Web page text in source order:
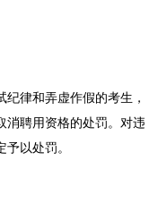
律和弄虚作假的考生，
消聘用资格的处罚。对违
以处罚。